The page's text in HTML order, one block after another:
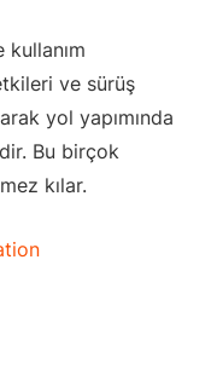
ve sürüş
yol yapımında
Bu birçok
kılar.